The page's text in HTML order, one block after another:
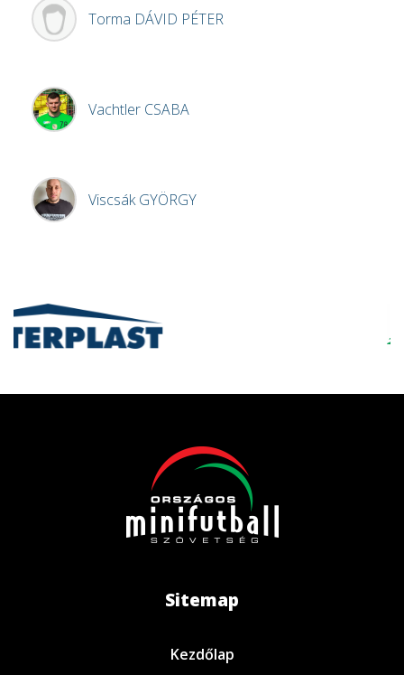
Torma DÁVID PÉTER
Vachtler CSABA
ViscsákGYÖRGY
Sitemap
Kezdőlap